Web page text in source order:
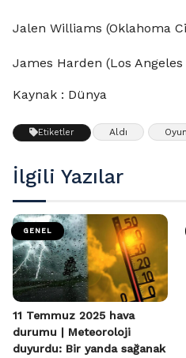
Jalen Williams (Oklahoma
James Harden (Los
Kaynak : Dünya
Etiketler Aldı Oyun
İlgili Yazılar
GENEL
11 Temmuz 2025 hava
durumu | Meteoroloji
duyurdu: Bir yanda sağanak